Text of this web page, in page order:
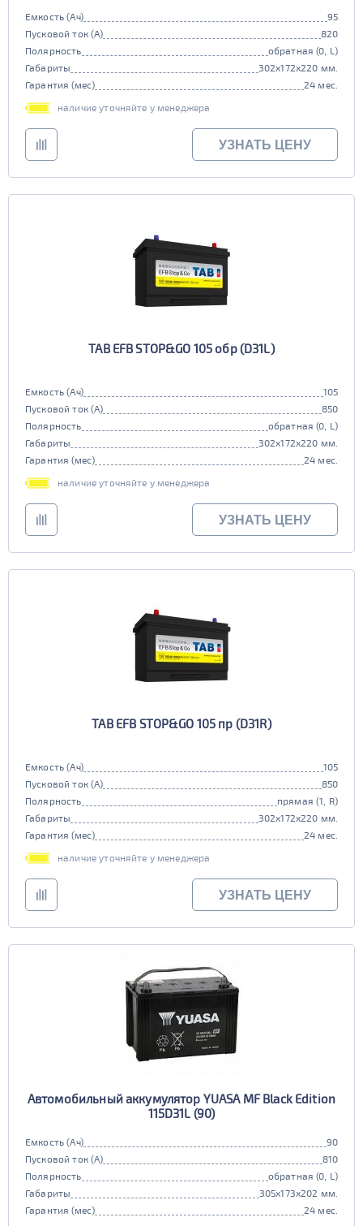
Емкость (Ач)
95
Пусковой ток (А)
820
Полярность
обратная (0, L)
Габариты
302x172x220 мм.
Гарантия (мес)
24 мес.
наличие уточняйте у менеджера
УЗНАТЬ ЦЕНУ
TAB EFB STOP&GO 105 обр (D31L)
Емкость (Ач)
105
Пусковой ток (А)
850
Полярность
обратная (0, L)
Габариты
302x172x220 мм.
Гарантия (мес)
24 мес.
наличие уточняйте у менеджера
УЗНАТЬ ЦЕНУ
TAB EFB STOP&GO 105 пр (D31R)
Емкость (Ач)
105
Пусковой ток (А)
850
Полярность
прямая (1, R)
Габариты
302x172x220 мм.
Гарантия (мес)
24 мес.
наличие уточняйте у менеджера
УЗНАТЬ ЦЕНУ
Автомобильный аккумулятор YUASA MF Black Edition
115D31L (90)
Емкость (Ач)
90
Пусковой ток (А)
810
Полярность
обратная (0, L)
Габариты
305x173x202 мм.
Гарантия (мес)
24 мес.